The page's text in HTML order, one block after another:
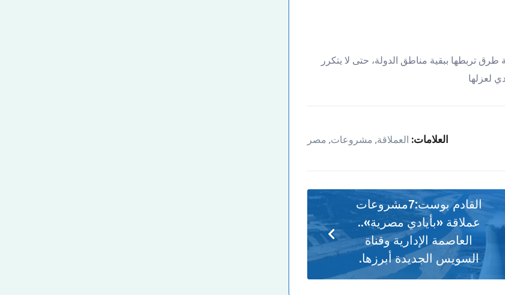
تربطها ببقية مناطق الدولة، حتى لا يتكرر
لعزلها
العلامات: العملاقة, مشروعات, مصر
القادم بوست: 7مشروعات
عملاقة «بأيادي مصرية»..
العاصمة الإدارية وقناة
السويس الجديدة أبرزها.